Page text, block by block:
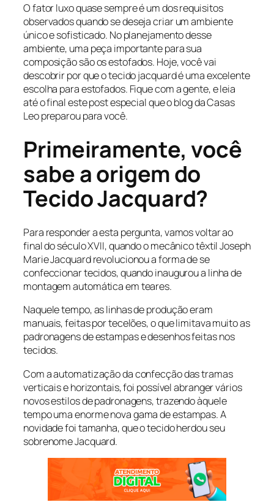
O fator luxo quase sempre é um dos requisitos
observados quando se deseja criar um ambiente
único e sofisticado. No planejamento desse
ambiente, uma peça importante para sua
composição são os estofados. Hoje, você vai
descobrir por que o tecido jacquard é uma excelente
escolha para estofados. Fique com a gente, e leia
até o final este post especial que o blog da Casas
Leo preparou para você.
Primeiramente, você
sabe a origem do
Tecido Jacquard?
Para responder a esta pergunta, vamos voltar ao
final do século XVII, quando o mecânico têxtil Joseph
Marie Jacquard revolucionou a forma de se
confeccionar tecidos, quando inaugurou a linha de
montagem automática em teares.
Naquele tempo, as linhas de produção eram
manuais, feitas por tecelões, o que limitava muito as
padronagens de estampas e desenhos feitas nos
tecidos.
Com a automatização da confecção das tramas
verticais e horizontais, foi possível abranger vários
novos estilos de padronagens, trazendo àquele
tempo uma enorme nova gama de estampas. A
novidade foi tamanha, que o tecido herdou seu
sobrenome Jacquard.